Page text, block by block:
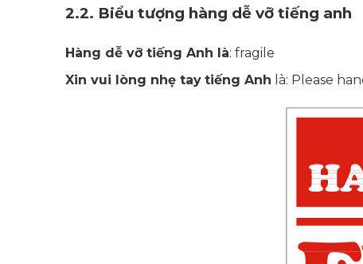
2.2. Biểu tượng hàng dễ vỡ tiếng anh
Hàng dễ vỡ tiếng Anh là: fragile
Xin vui lòng nhẹ tay tiếng Anh là: Please